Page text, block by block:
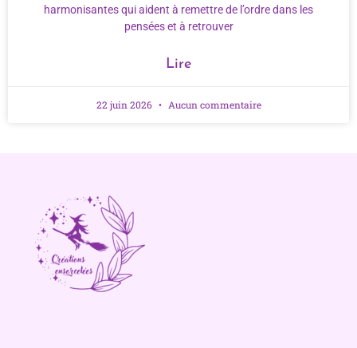
harmonisantes qui aident à remettre de l’ordre dans les
pensées et à retrouver
Lire
22 juin 2026 Aucun commentaire